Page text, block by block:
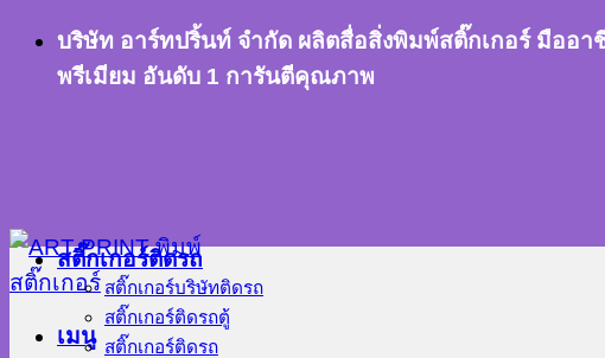
ข้าม บริษัท อาร์ทปริ้นท์ จำกัด ผลิตสื่อสิ่งพิมพ์สติ๊กเกอร์ มืออ
พรีเมียม อันดับ 1 การันตีคุณภาพ
เมนู
สติ๊กเกอร์ติดรถ
สติ๊กเกอร์บริษัทติดรถ
สติ๊กเกอร์ติดรถตู้
สติ๊กเกอร์ติดรถ